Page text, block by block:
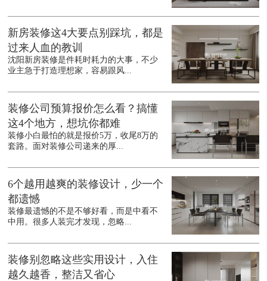
新房装修这4大要点别踩坑，都是
过来人血的教训
沈阳新房装修是件耗时耗力的大事，不少
业主急于打造理想家，容易跟风...
装修公司预算报价怎么看？搞懂
这4个地方，想坑你都难
装修小白最怕的就是报价5万，收尾8万的
套路。面对装修公司递来的厚...
6个越用越爽的装修设计，少一个
都遗憾
装修最遗憾的不是不够好看，而是中看不
中用。很多人装完才发现，忽略...
装修别忽略这些实用设计，入住
越久越香，整洁又省心